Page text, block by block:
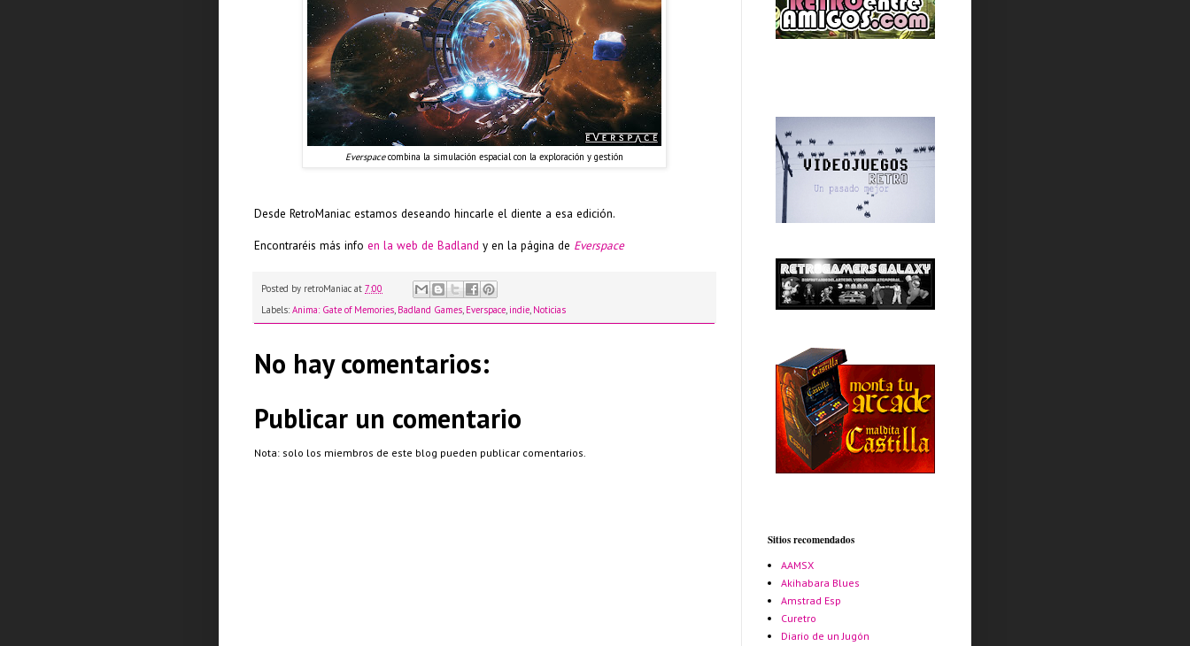
Everspacecombina la simulación espacial con la exploración y gestión
Desde RetroManiac estamos deseando hincarle el diente a esa edición.
Encontraréis más info en la web de Badland y en la página de Everspace
Posted by retroManiac at 7:00
Labels: Anima: Gate of Memories, Badland Games, Everspace, indie, Noticias
No hay comentarios:
Publicar un comentario
Nota: solo los miembros de este blog pueden publicar comentarios.
Sitios recomendados
AAMSX
Akihabara Blues
Amstrad Esp
Curetro
Diario de un Jugón